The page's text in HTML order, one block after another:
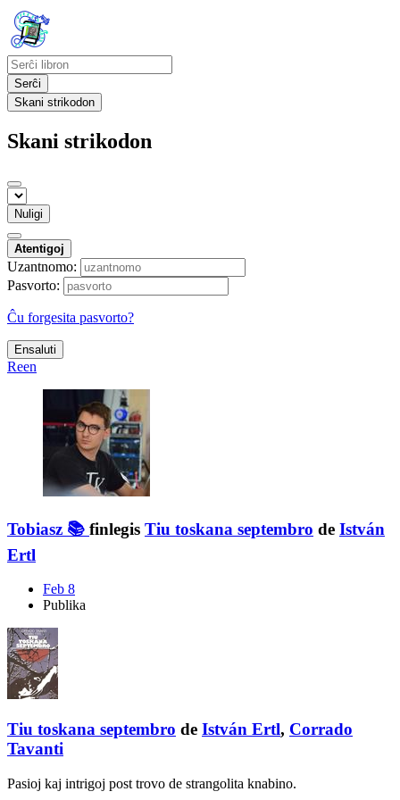
Serĉi
Skani strikodon
Skani strikodon
Nuligi
Atentigoj
Uzantnomo:
Pasvorto:
Ĉu forgesita pasvorto?
Ensaluti
Reen
Tobiasz 📚 finlegis Tiu toskana septembro de István
Ertl
Feb 8
Publika
Tiu toskana septembro de István Ertl, Corrado
Tavanti
Pasioj kaj intrigoj post trovo de strangolita knabino.